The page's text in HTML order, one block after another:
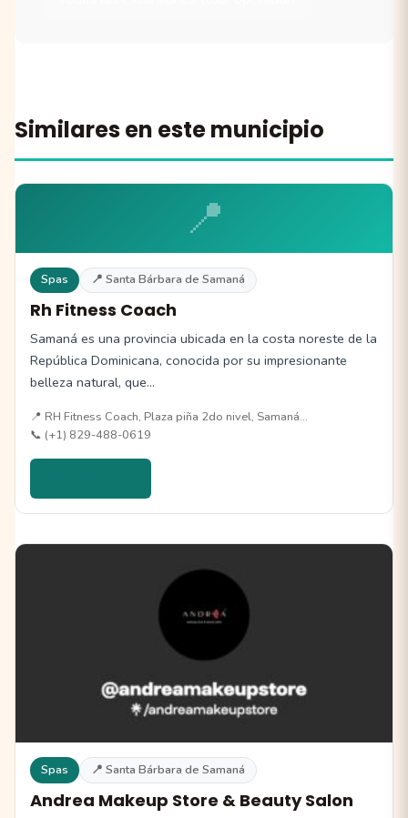
Similares en este municipio
📍
Spas 📍 Santa Bárbara de Samaná
Rh Fitness Coach
Samaná es una provincia ubicada en la costa noreste de la
República Dominicana, conocida por su impresionante
belleza natural, que…
📍 RH Fitness Coach, Plaza piña 2do nivel, Samaná…
📞 (+1) 829-488-0619
Spas 📍 Santa Bárbara de Samaná
Andrea Makeup Store & Beauty Salon